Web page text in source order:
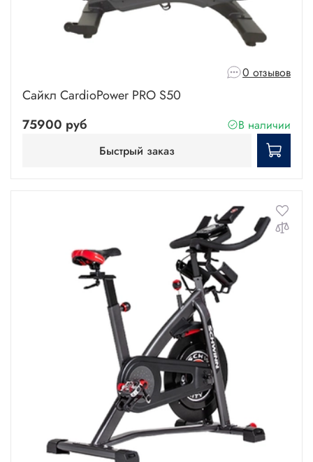
0 отзывов
Сайкл CardioPower PRO S50
75900 руб
В наличии
Быстрый заказ